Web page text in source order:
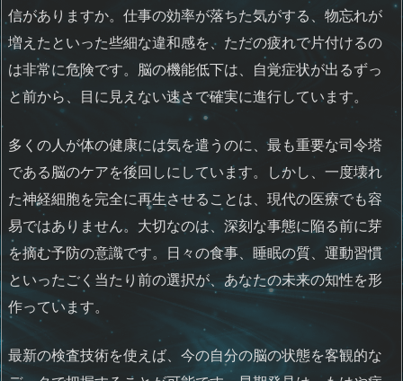
信がありますか。仕事の効率が落ちた気がする、物忘れが
増えたといった些細な違和感を、ただの疲れで片付けるの
は非常に危険です。脳の機能低下は、自覚症状が出るずっ
と前から、目に見えない速さで確実に進行しています。
多くの人が体の健康には気を遣うのに、最も重要な司令塔
である脳のケアを後回しにしています。しかし、一度壊れ
た神経細胞を完全に再生させることは、現代の医療でも容
易ではありません。大切なのは、深刻な事態に陥る前に芽
を摘む予防の意識です。日々の食事、睡眠の質、運動習慣
といったごく当たり前の選択が、あなたの未来の知性を形
作っています。
最新の検査技術を使えば、今の自分の脳の状態を客観的な